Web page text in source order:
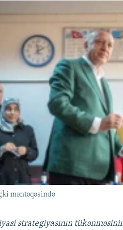
məntəqəsində
strategiyasının